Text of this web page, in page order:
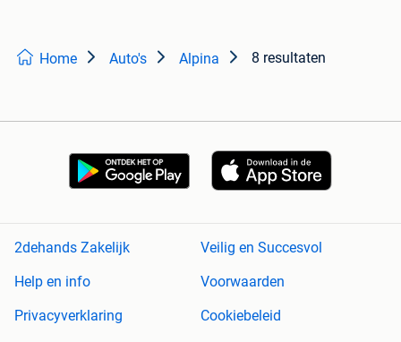
Home Auto's Alpina 8 resultaten
2dehands Zakelijk
Veilig en Succesvol
Help en info
Voorwaarden
Privacyverklaring
Cookiebeleid